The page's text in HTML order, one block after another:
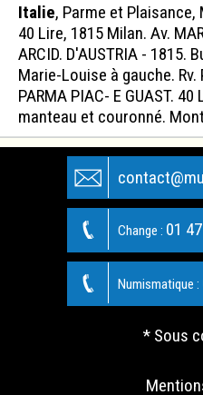
Italie, Parme et
40 Lire, 1815 Milan. Av.
ARCID. D'AUSTRIA - 1815.
Marie-Louise à gauche. Rv.
PARMA PIAC- E GUAST.
manteau et couronné.
Change : 01
Numismatique :
* Sous